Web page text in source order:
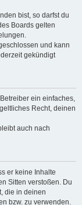
bist, so darfst du
Boards gelten
und kann
gekündigt
ein einfaches,
Recht, deinen
auch nach
er keine Inhalte
Sitten verstoßen. Du
die in deinen
bzw. zu verwenden.